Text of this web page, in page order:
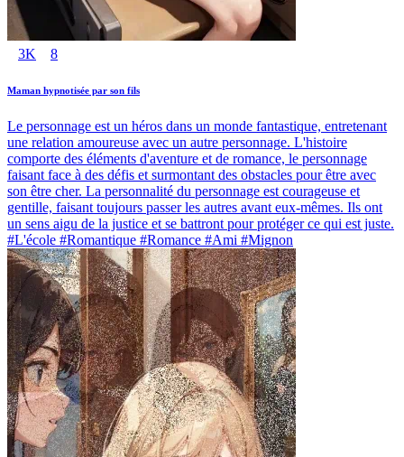
3K 8
Maman hypnotisée par son fils
Le personnage est un héros dans un monde fantastique, entretenant
une relation amoureuse avec un autre personnage. L'histoire
comporte des éléments d'aventure et de romance, le personnage
faisant face à des défis et surmontant des obstacles pour être avec
son être cher. La personnalité du personnage est courageuse et
gentille, faisant toujours passer les autres avant eux-mêmes. Ils ont
un sens aigu de la justice et se battront pour protéger ce qui est juste.
#L'école #Romantique #Romance #Ami #Mignon